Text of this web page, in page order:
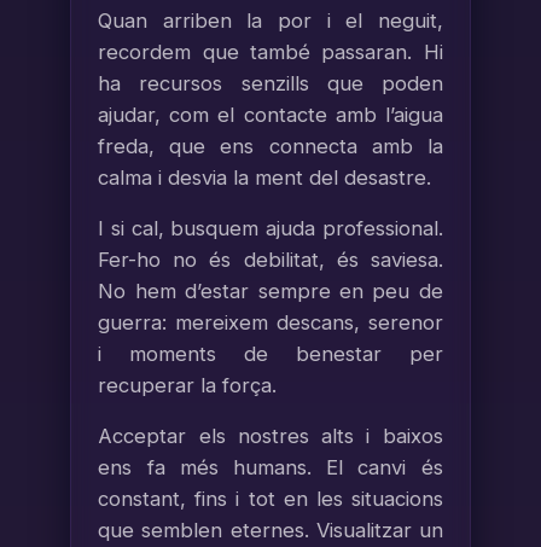
Quan arriben la por i el neguit,
recordem que també passaran. Hi
ha recursos senzills que poden
ajudar, com el contacte amb l’aigua
freda, que ens connecta amb la
calma i desvia la ment del desastre.
I si cal, busquem ajuda professional.
Fer-ho no és debilitat, és saviesa.
No hem d’estar sempre en peu de
guerra: mereixem descans, serenor
i moments de benestar per
recuperar la força.
Acceptar els nostres alts i baixos
ens fa més humans. El canvi és
constant, fins i tot en les situacions
que semblen eternes. Visualitzar un